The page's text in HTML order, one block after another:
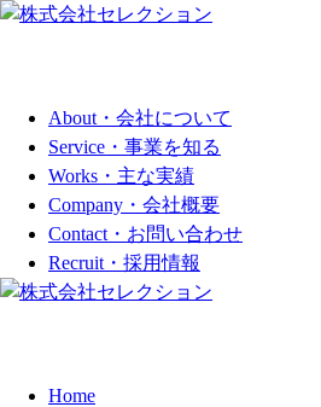
About・会社について
Service・事業を知る
Works・主な実績
Company・会社概要
Contact・お問い合わせ
Recruit・採用情報
Home